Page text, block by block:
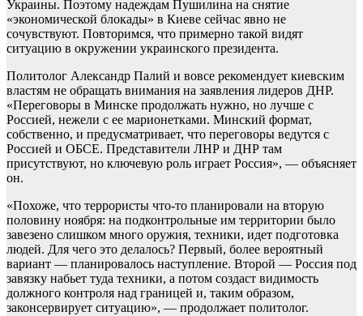
Украины. Поэтому надеждам Пушилина на снятие
«экономической блокады» в Киеве сейчас явно не
сочувствуют. Повторимся, что примерно такой видят
ситуацию в окружении украинского президента.
Политолог Александр Палий и вовсе рекомендует киевским
властям не обращать внимания на заявления лидеров ДНР.
«Переговоры в Минске продолжать нужно, но лучше с
Россией, нежели с ее марионетками. Минский формат,
собственно, и предусматривает, что переговоры ведутся с
Россией и ОБСЕ. Представители ЛНР и ДНР там
присутствуют, но ключевую роль играет Россия», — объясняет
он.
«Похоже, что террористы что-то планировали на вторую
половину ноября: на подконтрольные им территории было
завезено слишком много оружия, техники, идет подготовка
людей. Для чего это делалось? Первый, более вероятный
вариант — планировалось наступление. Второй — Россия под
завязку набьет туда техники, а потом создаст видимость
должного контроля над границей и, таким образом,
законсервирует ситуацию», — продолжает политолог.